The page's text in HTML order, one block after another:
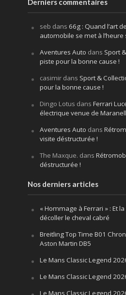
Derniers commentaires
seb dans 66g : Quand l’art
automobile se met à l’heure
Aventures Auto dans Sport
piste pour la bonne cause !
casimirdans Sport &
pour la bonne cause !
Dingo Lotus dans Ferrari
électrique venue de
Aventures Auto dans
visite déstructurée !
The Maxque. dans
déstructurée !
Nos derniers articles
« Hommage à Ferrari » : Et
décoller le cheval cabré
Breitling Top Time B01
Aston Martin DB5
Le Mans Classic Legend
Le Mans Classic Legend
Le Mans Classic Legend